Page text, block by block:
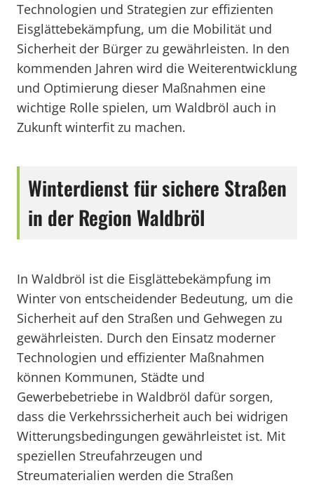
Technologien und Strategien zur effizienten
Eisglättebekämpfung, um die Mobilität und
Sicherheit der Bürger zu gewährleisten. In den
kommenden Jahren wird die Weiterentwicklung
und Optimierung dieser Maßnahmen eine
wichtige Rolle spielen, um Waldbröl auch in
Zukunft winterfit zu machen.
Winterdienst für sichere Straßen
in der Region Waldbröl
In Waldbröl ist die Eisglättebekämpfung im
Winter von entscheidender Bedeutung, um die
Sicherheit auf den Straßen und Gehwegen zu
gewährleisten. Durch den Einsatz moderner
Technologien und effizienter Maßnahmen
können Kommunen, Städte und
Gewerbebetriebe in Waldbröl dafür sorgen,
dass die Verkehrssicherheit auch bei widrigen
Witterungsbedingungen gewährleistet ist. Mit
speziellen Streufahrzeugen und
Streumaterialien werden die Straßen